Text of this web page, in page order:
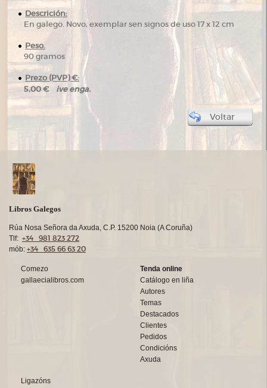
Descrición:
En galego. Novo, exemplar sen signos de uso 17 x 12 cm
Peso.
90 gramos
Prezo (PVP) €:
5,00 € ive enga.
Voltar
Libros Galegos
Rúa Nosa Señora da Axuda, C.P. 15200 Noia (A Coruña)
Tlf: +34 981 823 272
mób: +34 635 66 63 20
Comezo
gallaecialibros.com
Tenda online
Catálogo en liña
Autores
Temas
Destacados
Clientes
Pedidos
Condicións
Axuda
Ligazóns